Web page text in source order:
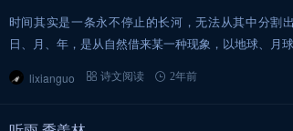
时间其实是一条永不停止的长河，无法从其中分割
日、月、年，是从自然借来某一种现象，以地球、月
lixianguo 诗文阅读 2年前